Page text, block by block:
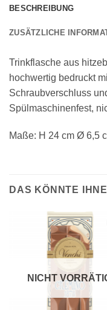
BESCHREIBUNG
ZUSÄTZLICHE
Trinkflasche aus
hochwertig bedruckt
Schraubverschluss
Spülmaschinenfest,
Maße: H 24 cm Ø 6,5
DAS KÖNNTE
Auf
NICHT